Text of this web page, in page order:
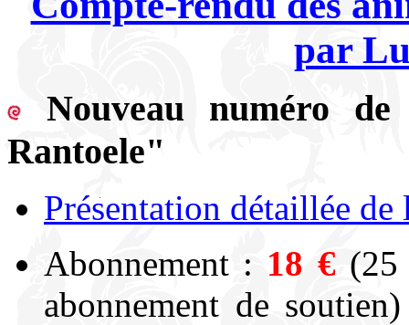
par
Nouveau numéro
Rantoele"
Présentation détaillée
Abonnement : 18 €
abonnement de